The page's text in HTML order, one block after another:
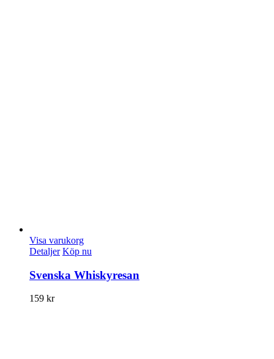
Visa varukorg
Detaljer Köp nu
Svenska Whiskyresan
159 kr